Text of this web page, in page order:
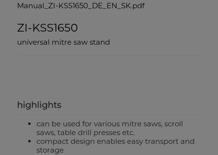
Manual_ZI-KSS1650_DE_EN_SK.pdf
ZI-KSS1650
universal mitre saw stand
highlights
can be used for various mitre saws, scroll
saws, table drill presses etc.
compact design enables easy transport and
storage